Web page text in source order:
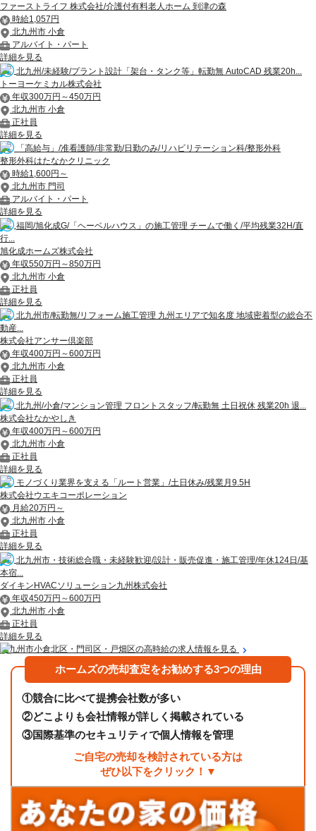
ファーストライフ 株式会社/介護付有料老人ホーム 到津の森
時給1,057円
北九州市 小倉
アルバイト・パート
詳細を見る
北九州/未経験/プラント設計「架台・タンク等」転勤無 AutoCAD 残業20h...
トーヨーケミカル株式会社
年収300万円～450万円
北九州市 小倉
正社員
詳細を見る
「高給与」/准看護師/非常勤/日勤のみ/リハビリテーション科/整形外科
整形外科はたなかクリニック
時給1,600円～
北九州市 門司
アルバイト・パート
詳細を見る
福岡/旭化成G/「ヘーベルハウス」の施工管理 チームで働く/平均残業32H/直
行...
旭化成ホームズ株式会社
年収550万円～850万円
北九州市 小倉
正社員
詳細を見る
北九州市/転勤無/リフォーム施工管理 九州エリアで知名度 地域密着型の総合不
動産...
株式会社アンサー倶楽部
年収400万円～600万円
北九州市 小倉
正社員
詳細を見る
北九州/小倉/マンション管理 フロントスタッフ/転勤無 土日祝休 残業20h 退...
株式会社なかやしき
年収400万円～600万円
北九州市 小倉
正社員
詳細を見る
モノづくり業界を支える「ルート営業」/土日休み/残業月9.5H
株式会社ウエキコーポレーション
月給20万円～
北九州市 小倉
正社員
詳細を見る
北九州市・技術総合職・未経験歓迎/設計・販売促進・施工管理/年休124日/基
本宿...
ダイキンHVACソリューション九州株式会社
年収450万円～600万円
北九州市 小倉
正社員
詳細を見る
北九州市小倉北区・門司区・戸畑区の高時給の求人情報を見る
ホームズの売却査定をお勧めする3つの理由
①競合に比べて提携会社数が多い
②どこよりも会社情報が詳しく掲載されている
③国際基準のセキュリティで個人情報を管理
ご自宅の売却を検討されている方は
ぜひ以下をクリック！▼